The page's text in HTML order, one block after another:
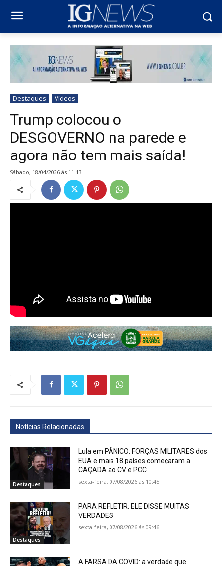
Destaques Vídeos
Trump colocou o
DESGOVERNO na parede e
agora não tem mais saída!
sábado, 18/04/2026 ás 11:13
Notícias Relacionadas
Destaques
Lula em PÂNICO: FORÇAS MILITARES dos
EUA e mais 18 países começaram a
CAÇADA ao CV e PCC
sexta-feira, 07/08/2026 ás 10:45
Destaques
PARA REFLETIR: ELE DISSE MUITAS
VERDADES
sexta-feira, 07/08/2026 ás 09:46
A FARSA DA COVID: a verdade que